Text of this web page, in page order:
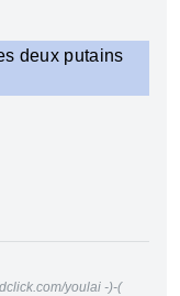
deux putains
youlai -)-(